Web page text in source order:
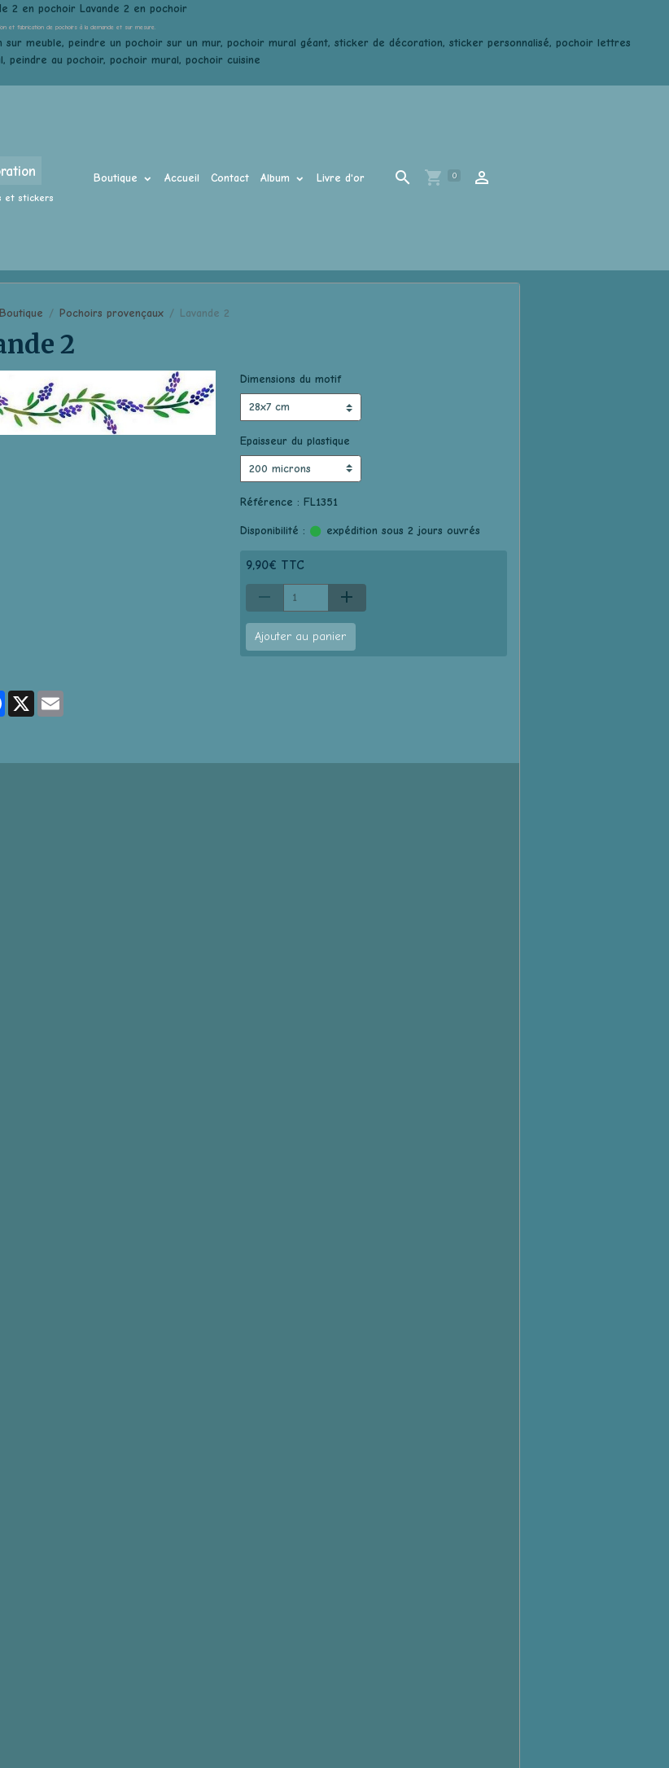
2 en pochoir Lavande 2 en pochoir
et fabrication de pochoirs à la demande et sur mesure.
meuble, peindre un pochoir sur un mur, pochoir mural géant, sticker de décoration, sticker personnalisé, pochoir lettres
au pochoir, pochoir mural, pochoir cuisine
et stickers
Boutique Accueil Contact Album Livre d'or 0
Boutique Pochoirs provençaux Lavande 2
2
Dimensions du motif
Epaisseur du plastique
Référence : FL1351
Disponibilité : expédition sous 2 jours ouvrés
9,90€ TTC
Ajouter au panier
Facebook
X